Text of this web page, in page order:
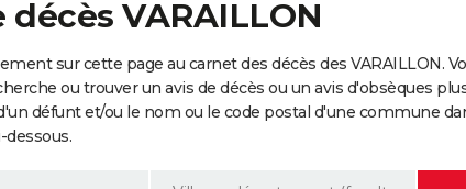
décès VARAILLON
sur cette page au carnet des décès des VARAILLON.
ou trouver un avis de décès ou un avis d'obsèques
défunt et/ou le nom ou le code postal d'une commune